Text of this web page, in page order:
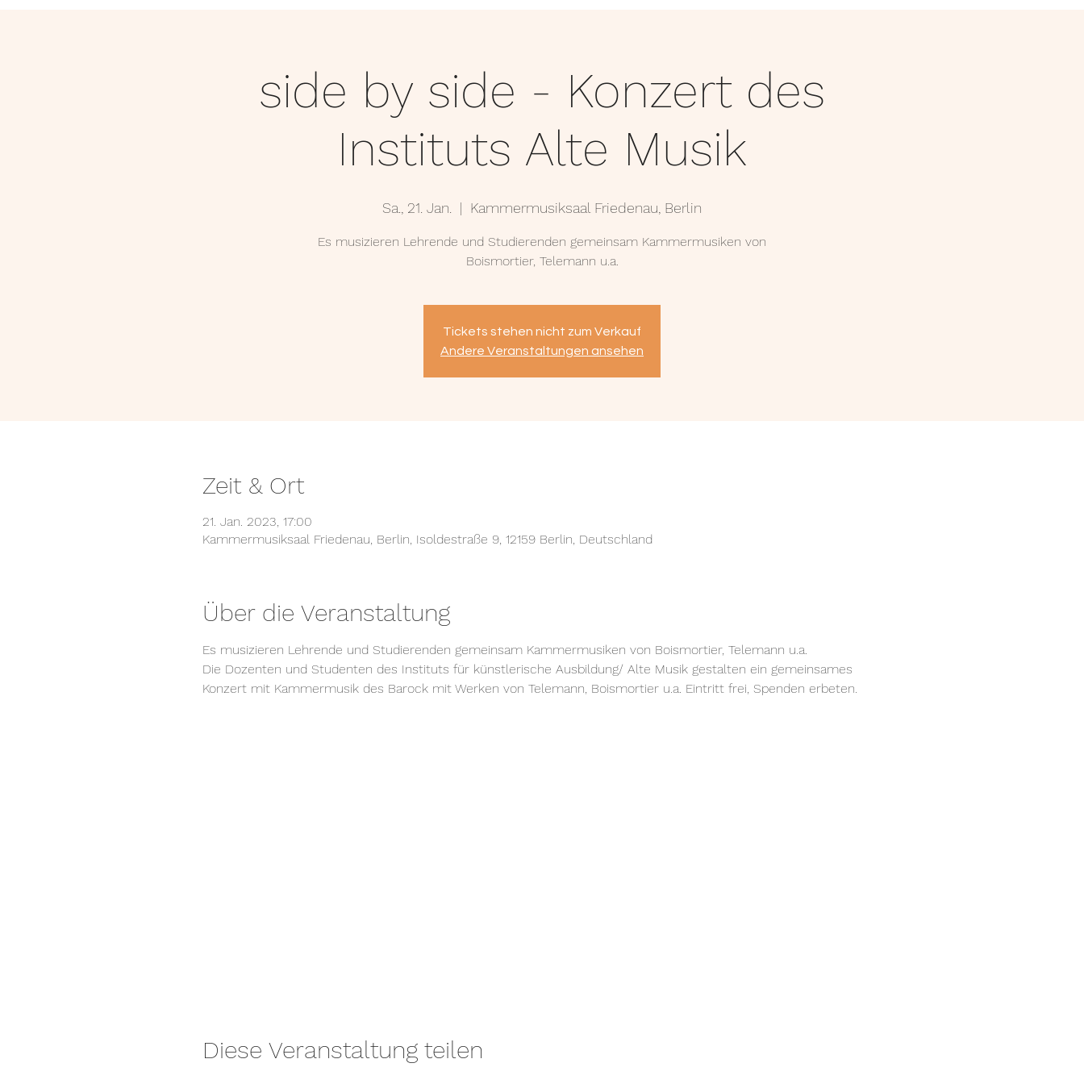
side by side - Konzert des
Instituts Alte Musik
Sa., 21. Jan.
  |
Kammermusiksaal Friedenau, Berlin
Es musizieren Lehrende und Studierenden gemeinsam Kammermusiken von
Boismortier, Telemann u.a.
Tickets stehen nicht zum Verkauf
Andere Veranstaltungen ansehen
Zeit & Ort
21. Jan. 2023, 17:00
Kammermusiksaal Friedenau, Berlin, Isoldestraße 9, 12159 Berlin, Deutschland
Über die Veranstaltung
Es musizieren Lehrende und Studierenden gemeinsam Kammermusiken von Boismortier, Telemann u.a.
Die Dozenten und Studenten des Instituts für künstlerische Ausbildung/ Alte Musik gestalten ein gemeinsames
Konzert mit Kammermusik des Barock mit Werken von Telemann, Boismortier u.a. Eintritt frei, Spenden erbeten.
Diese Veranstaltung teilen